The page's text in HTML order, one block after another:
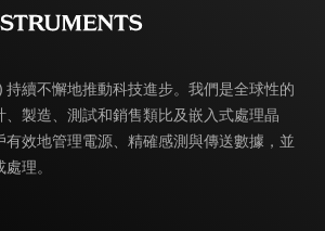
解答
持續不懈地推動科技進步。我們是全球性的
製造、測試和銷售類比及嵌入式處理晶
有效地管理電源、精確感測與傳送數據，並
理。